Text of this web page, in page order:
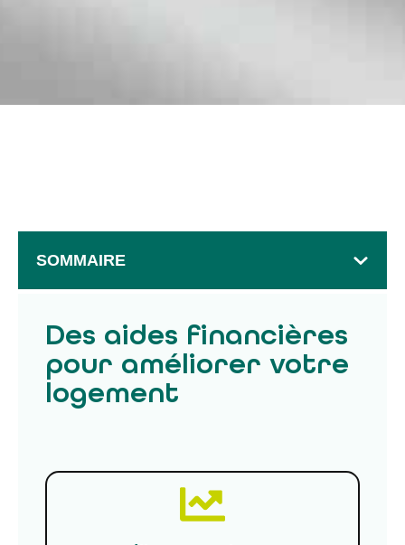
SOMMAIRE
Des aides financières
pour améliorer votre
logement